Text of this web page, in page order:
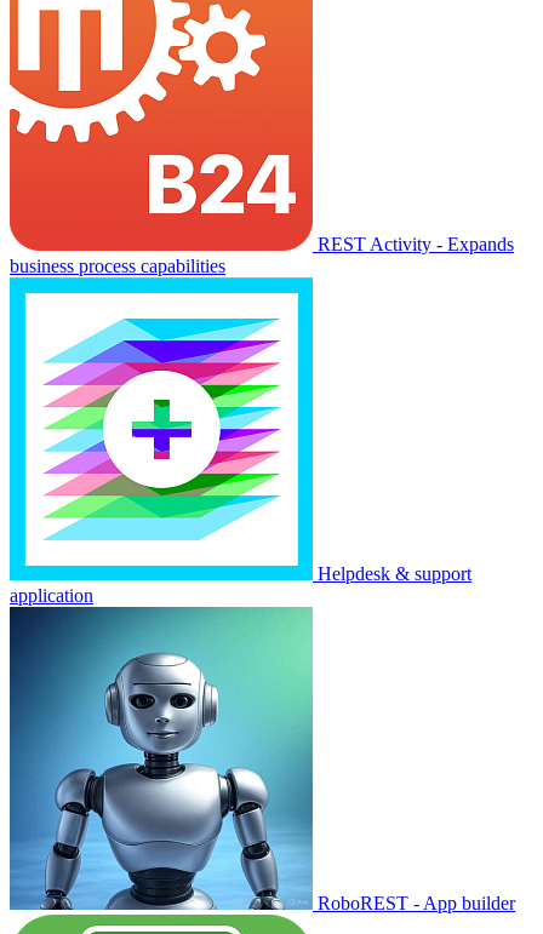
REST Activity - Expands
business process capabilities
Helpdesk & support
application
RoboREST - App builder